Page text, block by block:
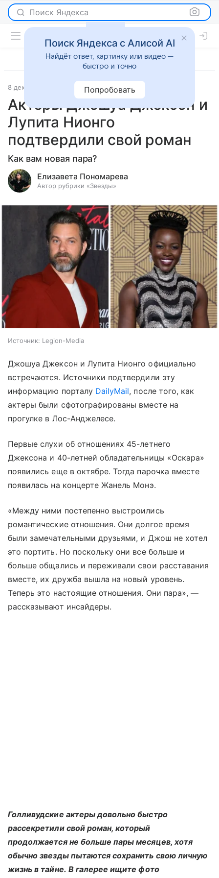
Поиск Яндекса
8 декабря 2023 Светская жизнь
Актеры Джошуа Джексон и
Лупита Нионго
подтвердили свой роман
Как вам новая пара?
Елизавета Пономарева
Автор рубрики «Звезды»
Источник: Legion-Media
Джошуа Джексон и Лупита Нионго официально
встречаются. Источники подтвердили эту
информацию порталу DailyMail, после того, как
актеры были сфотографированы вместе на
прогулке в Лос-Анджелесе.
Первые слухи об отношениях 45-летнего
Джексона и 40-летней обладательницы «Оскара»
появились еще в октябре. Тогда парочка вместе
появилась на концерте Жанель Монэ.
«Между ними постепенно выстроились
романтические отношения. Они долгое время
были замечательными друзьями, и Джош не хотел
это портить. Но поскольку они все больше и
больше общались и переживали свои расставания
вместе, их дружба вышла на новый уровень.
Теперь это настоящие отношения. Они пара», —
рассказывают инсайдеры.
Голливудские актеры довольно быстро
рассекретили свой роман, который
продолжается не больше пары месяцев, хотя
обычно звезды пытаются сохранить свою личную
жизнь в тайне. В галерее ищите фото
Поиск Яндекса с Алисой AI
Найдёт ответ, картинку или видео —
быстро и точно
Попробовать